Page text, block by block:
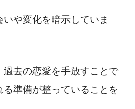
や変化を暗示していま
過去の恋愛を手放すことで
準備が整っていることを